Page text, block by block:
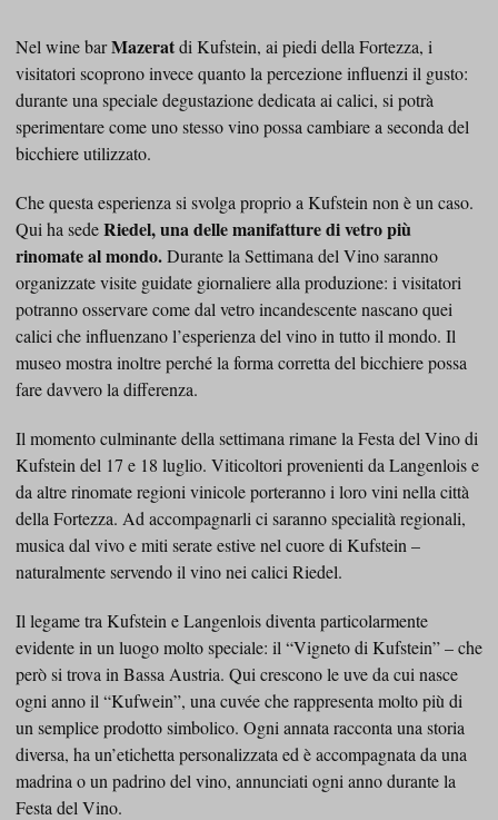
Nel wine barMazeratdi Kufstein, ai piedi della Fortezza, i
visitatori scoprono invece quanto la percezione influenzi il gusto:
durante una speciale degustazione dedicata ai calici, si potrà
sperimentare come uno stesso vino possa cambiare a seconda del
bicchiere utilizzato.
Che questa esperienza si svolga proprio a Kufstein non è un caso.
Qui ha sedeRiedel, una delle manifatture di vetro più
rinomate al mondo.Durante la Settimana del Vino saranno
organizzate visite guidate giornaliere alla produzione: i visitatori
potranno osservare come dal vetro incandescente nascano quei
calici che influenzano l’esperienza del vino in tutto il mondo. Il
museo mostra inoltre perché la forma corretta del bicchiere possa
fare davvero la differenza.
Il momento culminante della settimana rimane la Festa del Vino di
Kufstein del 17 e 18 luglio. Viticoltori provenienti da Langenlois e
da altre rinomate regioni vinicole porteranno i loro vini nella città
della Fortezza. Ad accompagnarli ci saranno specialità regionali,
musica dal vivo e miti serate estive nel cuore di Kufstein –
naturalmente servendo il vino nei calici Riedel.
Il legame tra Kufstein e Langenlois diventa particolarmente
evidente in un luogo molto speciale: il “Vigneto di Kufstein” – che
però si trova in Bassa Austria. Qui crescono le uve da cui nasce
ogni anno il “Kufwein”, una cuvée che rappresenta molto più di
un semplice prodotto simbolico. Ogni annata racconta una storia
diversa, ha un’etichetta personalizzata ed è accompagnata da una
madrina o un padrino del vino, annunciati ogni anno durante la
Festa del Vino.